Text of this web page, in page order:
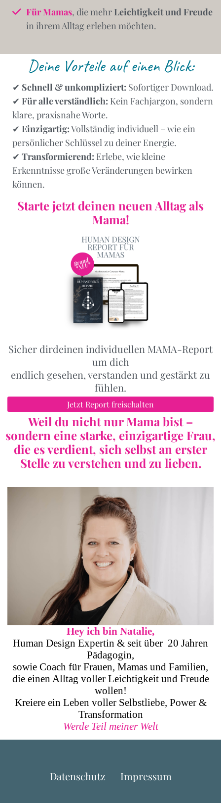
Für Mamas, die mehr Leichtigkeit und Freude
in ihrem Alltag erleben möchten.
Deine Vorteile auf einen Blick:
✔ Schnell & unkompliziert: Sofortiger Download.
✔ Für alle verständlich: Kein Fachjargon, sondern
klare, praxisnahe Worte.
✔ Einzigartig:Vollständig individuell – wie ein
persönlicher Schlüssel zu deiner Energie.
✔ Transformierend: Erlebe, wie kleine
Erkenntnisse große Veränderungen bewirken
können.
Starte jetzt deinen neuen Alltag als
Mama!
Sicher dirdeinen individuellen MAMA-Report
um dich
endlich gesehen, verstanden und gestärkt zu
fühlen.
Jetzt Report freischalten
Weil du nicht nur Mama bist –
sondern eine starke, einzigartige Frau,
die es verdient, sich selbst an erster
Stelle zu verstehen und zu lieben.
Hey ich bin Natalie,
Human Design Expertin & seit über 20 Jahren
Pädagogin,
sowie Coach für Frauen, Mamas und Familien,
die einen Alltag voller Leichtigkeit und Freude
wollen!
Kreiere ein Leben voller Selbstliebe, Power &
Transformation
Werde Teil meiner Welt
Datenschutz Impressum